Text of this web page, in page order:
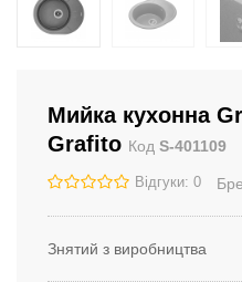
Мийка кухонна
Grafito Код S-401109
Відгуки: 0
Знятий з виробництва